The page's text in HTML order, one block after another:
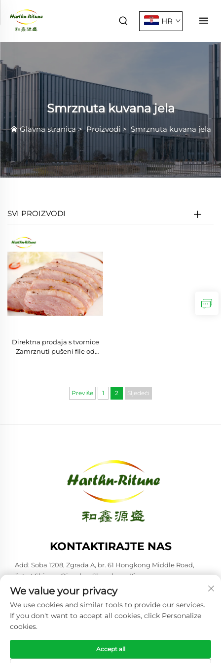
HR
Smrznuta kuvana jela
Glavna stranica>Proizvodi > Smrznuta kuvana jela
SVI PROIZVODI
Direktna prodaja s tvornice
Zamrznuti pušeni file od
Previše 1 2 Sljedeći
KONTAKTIRAJTE NAS
Add: Soba 1208, Zgrada A, br. 61 Hongkong Middle Road,
četvrt Shinan, Qingdao, Shandong, Kina
-Tel: +86-53285879528
E-mail:[email protected]
Copyright © 2026 Qingdao Harthn-ritune Corp., Ltd. Sva prava
su rezervirana. -Politika privatnosti
We value your privacy
We use cookies and similar tools to provide our services.
If you don't want to accept all cookies, click Personalize
cookies.
Accept all